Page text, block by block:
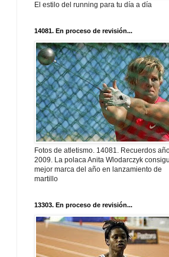
El estilo del running para tu día a día
14081. En proceso de revisión...
Fotos de atletismo. 14081. Recuerdos
2009. La polaca Anita Wlodarczyk
mejor marca del año en lanzamiento de
martillo
13303. En proceso de revisión...